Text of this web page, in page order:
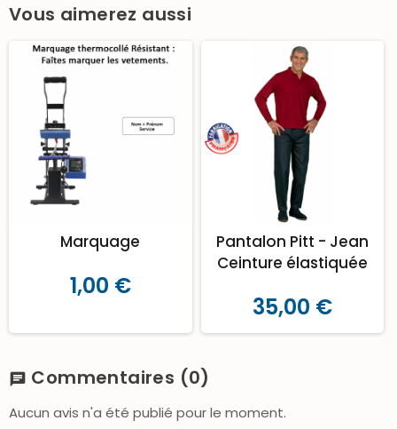
Vous aimerez aussi
Marquage
1,00 €
Pantalon Pitt - Jean
Ceinture élastiquée
35,00 €
chat Commentaires (0)
Aucun avis n'a été publié pour le moment.